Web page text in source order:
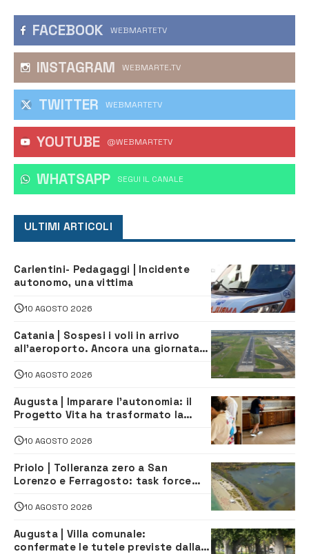
FACEBOOK WEBMARTETV
INSTAGRAM WEBMARTE.TV
TWITTER WEBMARTETV
YOUTUBE @WEBMARTETV
WHATSAPP ‎SEGUI IL CANALE
ULTIMI ARTICOLI
Carlentini- Pedagaggi | Incidente
autonomo, una vittima
10 AGOSTO 2026
Catania | Sospesi i voli in arrivo
all’aeroporto. Ancora una giornata
10 AGOSTO 2026
Augusta | Imparare l’autonomia: il
Progetto Vita ha trasformato la
indipendenza
10 AGOSTO 2026
Priolo | Tolleranza zero a San
Lorenzo e Ferragosto: task force
navette gratuite
10 AGOSTO 2026
Augusta | Villa comunale:
confermate le tutele previste dalla